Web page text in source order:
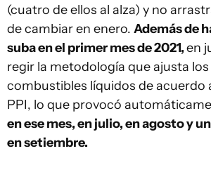
(cuatro de ellos al alza) y no
de cambiar en enero. Además de
suba en el primer mes de 2021,en
regir la metodología que ajusta
combustibles líquidos de acuerdo
PPI, lo que provocó
en ese mes, en julio, en agosto y
en setiembre.